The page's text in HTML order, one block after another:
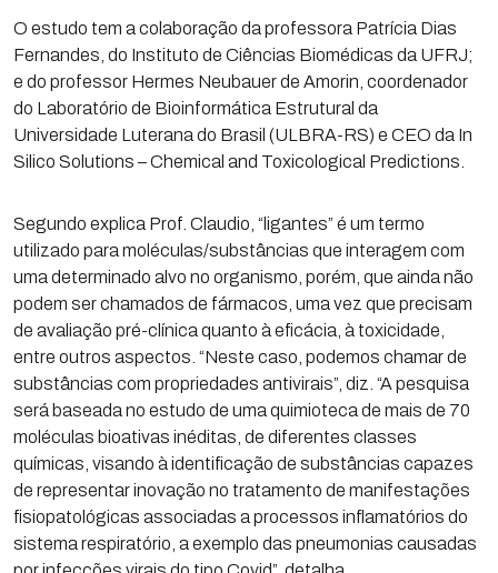
O estudo tem a colaboração da professora Patrícia Dias
Fernandes, do Instituto de Ciências Biomédicas da UFRJ;
e do professor Hermes Neubauer de Amorin, coordenador
do Laboratório de Bioinformática Estrutural da
Universidade Luterana do Brasil (ULBRA-RS) e CEO da In
Silico Solutions – Chemical and Toxicological Predictions.
Segundo explica Prof. Claudio, “ligantes” é um termo
utilizado para moléculas/substâncias que interagem com
uma determinado alvo no organismo, porém, que ainda não
podem ser chamados de fármacos, uma vez que precisam
de avaliação pré-clínica quanto à eficácia, à toxicidade,
entre outros aspectos. “Neste caso, podemos chamar de
substâncias com propriedades antivirais”, diz. “A pesquisa
será baseada no estudo de uma quimioteca de mais de 70
moléculas bioativas inéditas, de diferentes classes
químicas, visando à identificação de substâncias capazes
de representar inovação no tratamento de manifestações
fisiopatológicas associadas a processos inflamatórios do
sistema respiratório, a exemplo das pneumonias causadas